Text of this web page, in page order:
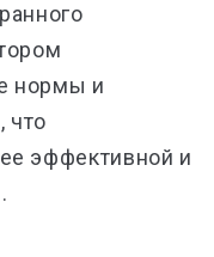
нормы и
что
эффективной и